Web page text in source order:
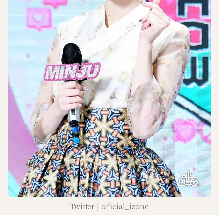
Twitter | official_izone